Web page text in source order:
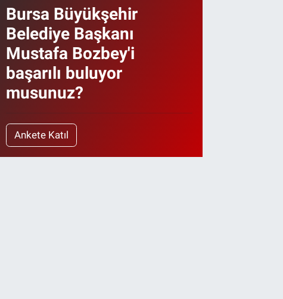
Bursa Büyükşehir
Belediye Başkanı
Mustafa Bozbey'i
başarılı buluyor
musunuz?
Ankete Katıl